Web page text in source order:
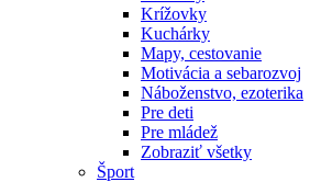
Krížovky
Kuchárky
Mapy, cestovanie
Motivácia a sebarozvoj
Náboženstvo, ezoterika
Pre deti
Pre mládež
Zobraziť všetky
Šport